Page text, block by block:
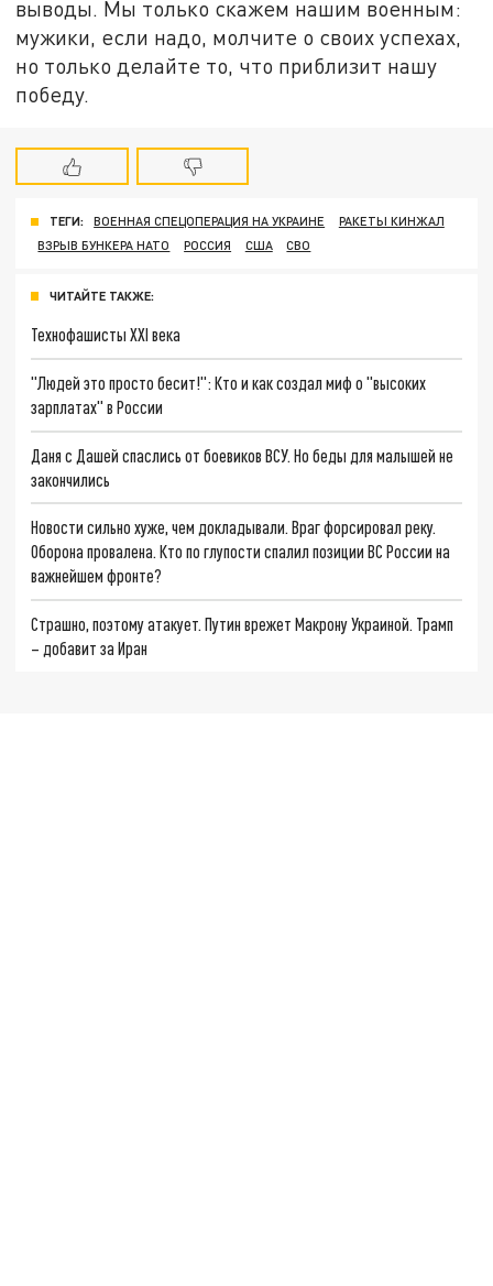
выводы. Мы только скажем нашим военным:
мужики, если надо, молчите о своих успехах,
но только делайте то, что приблизит нашу
победу.
ТЕГИ: ВОЕННАЯ СПЕЦОПЕРАЦИЯ НА УКРАИНЕ
РАКЕТЫ КИНЖАЛ
ВЗРЫВ БУНКЕРА НАТО
РОССИЯ США СВО
ЧИТАЙТЕ ТАКЖЕ:
Технофашисты XXI века
"Людей это просто бесит!": Кто и как создал миф о "высоких
зарплатах" в России
Даня с Дашей спаслись от боевиков ВСУ. Но беды для малышей не
закончились
Новости сильно хуже, чем докладывали. Враг форсировал реку.
Оборона провалена. Кто по глупости спалил позиции ВС России на
важнейшем фронте?
Страшно, поэтому атакует. Путин врежет Макрону Украиной. Трамп
– добавит за Иран